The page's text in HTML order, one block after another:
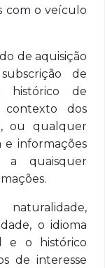
com o veículo
de aquisição
de
histórico de
contexto dos
ou qualquer
e informações
a quaisquer
o idioma
e o histórico
de interesse